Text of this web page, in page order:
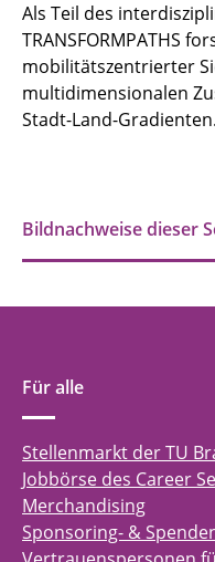
Als Teil des
TRANSFORMPATHS
mobilitätszentrierter
multidimensionalen
Stadt-Land-Gradienten.
Bildnachweise dieser
Für alle
Stellenmarkt der TU
Jobbörse des Career
Merchandising
Sponsoring- &